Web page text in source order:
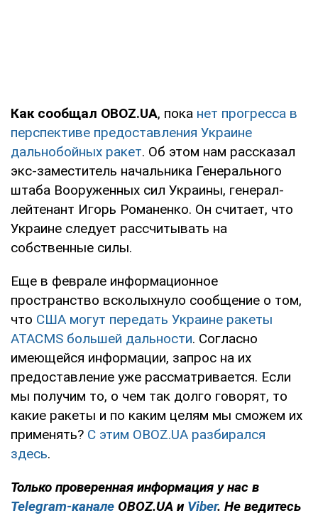
Как сообщал OBOZ.UA, пока нет прогресса в
перспективе предоставления Украине
дальнобойных ракет. Об этом нам рассказал
экс-заместитель начальника Генерального
штаба Вооруженных сил Украины, генерал-
лейтенант Игорь Романенко. Он считает, что
Украине следует рассчитывать на
собственные силы.
Еще в феврале информационное
пространство всколыхнуло сообщение о том,
что США могут передать Украине ракеты
ATACMS большей дальности. Согласно
имеющейся информации, запрос на их
предоставление уже рассматривается. Если
мы получим то, о чем так долго говорят, то
какие ракеты и по каким целям мы сможем их
применять? С этим OBOZ.UA разбирался
здесь.
Только проверенная информация у нас в
Telegram-канале OBOZ.UA и Viber. Не ведитесь